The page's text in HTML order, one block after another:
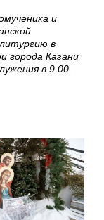
и
в
города Казани
в 9.00.